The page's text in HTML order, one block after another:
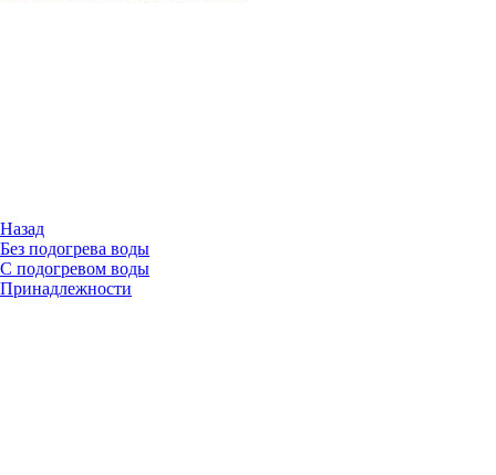
Назад
Без подогрева воды
С подогревом воды
Принадлежности